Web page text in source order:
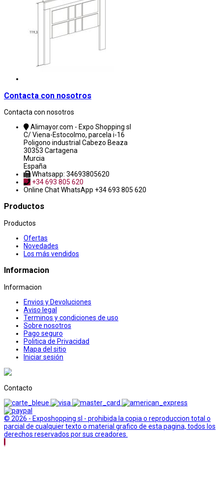
Contacta con nosotros
Contacta con nosotros
Alimayor.com - Expo Shopping sl
C/ Viena-Estocolmo, parcela i-16
Poligono industrial Cabezo Beaza
30353 Cartagena
Murcia
España
Whatsapp: 34693805620
+34 693 805 620
Online ChatWhatsApp +34 693 805 620
Productos
Productos
Ofertas
Novedades
Los más vendidos
Informacion
Informacion
Envios y Devoluciones
Aviso legal
Terminos y condiciones de uso
Sobre nosotros
Pago seguro
Politica de Privacidad
Mapa del sitio
Iniciar sesión
Contacto
© 2026 - Exposhopping sl - prohibida la copia o reproduccion total o
parcial de cualquier texto o material grafico de esta pagina, todos los
derechos reservados por sus creadores.